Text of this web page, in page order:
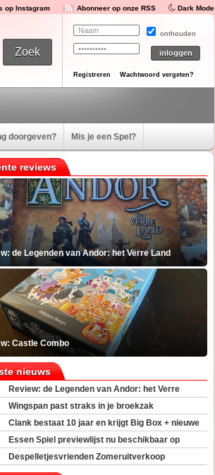
op Instagram Abonneer op onze RSS Dark Mode
onthouden
Registreren Wachtwoord vergeten?
doorgeven? Mis je een Spel?
reviews
de Legenden van Andor: het Verre Land
Castle Combo
nieuws
Review: de Legenden van Andor: het Verre
Wingspan past straks in je broekzak
Clank bestaat 10 jaar en krijgt Big Box + nieuwe
Essen Spiel previewlijst nu beschikbaar op
Despelletjesvrienden Zomeruitverkoop